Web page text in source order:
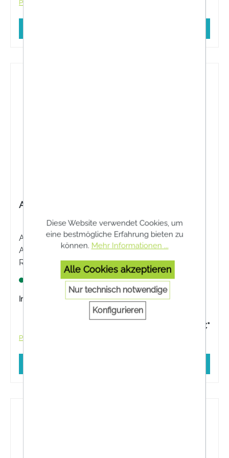
Preise inkl. MwSt. zzgl. Versandkosten
ApoFit Ysopkraut geschnitten
ApoFit Ysopkraut geschnitten, in bester
Apothekenqualität, mit höchsten
Reinheitsanforderungen.
Inhalt: 100 Gramm
4,99 €*
Preise inkl. MwSt. zzgl. Versandkosten
Diese Website verwendet Cookies, um
eine bestmögliche Erfahrung bieten zu
können. Mehr Informationen ...
Alle Cookies akzeptieren
Nur technisch notwendige
Konfigurieren